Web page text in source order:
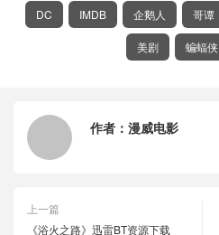
DC IMDB 企鹅人 哥谭
美剧 蝙蝠侠
作者： 漫威电影
上一篇
《浴火之路》迅雷BT资源下载